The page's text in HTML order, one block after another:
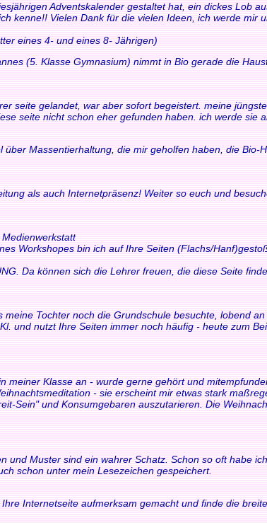
Adventskalender gestaltet hat, ein dickes Lob
kenne!! Vielen Dank für die vielen Ideen, ich werde
eines 4- und eines 8- Jährigen)
(5. Klasse Gymnasium) nimmt in Bio gerade die
seite gelandet, war aber sofort begeistert. meine
seite nicht schon eher gefunden haben. ich werde sie
über Massentierhaltung, die mir geholfen haben, die
als auch Internetpräsenz! Weiter so euch und
Workshopes bin ich auf Ihre Seiten (Flachs/
Da können sich die Lehrer freuen, die diese Seite
Tochter noch die Grundschule besuchte, lobend
und nutzt Ihre Seiten immer noch häufig - heute zum
meiner Klasse an - wurde gerne gehört und
- sie erscheint mir etwas stark
Sein" und Konsumgebaren auszutarieren. Die
und Muster sind ein wahrer Schatz. Schon so oft habe
schon unter mein Lesezeichen gespeichert.
Internetseite aufmerksam gemacht und finde die